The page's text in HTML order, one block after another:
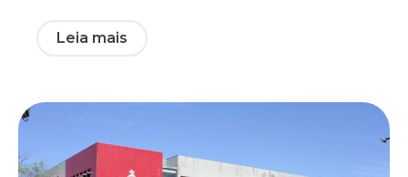
Leia mais